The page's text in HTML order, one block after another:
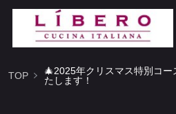
TOP
🎄2025年クリスマス特別コ
たします！